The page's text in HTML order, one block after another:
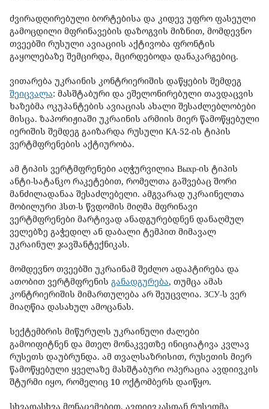
ძვირადღირებული ბორტებისა და კიდევ უფრო ფასეული
გამოცდილი მფრინავების დაზოგვის მიზნით, მომდევნო
თვეებში რუსული ავიაციის აქტივობა ფრონტის
გაყოლებაზე შემცირდა, მცირდებოდა დანაკარგებიც.
ვითარება უკრაინის კონტრიერიშის დაწყების შემდეგ
შეიცვალა: მასშტაბური და ეშელონირებული თავდაცვის
ხაზებმა ოკუპანტების ავიაციას ახალი შესაძლებლობები
მისცა. ზაპორიჟიაში უკრაინის არმიის მიერ წამოწყებული
იერიშის შემდეგ გაიზარდა რუსული КА-52-ის ტიპის
ვერტმფრენების აქტიურობა.
ამ ტიპის ვერტმფრენები აღჭურვილია Выхр-ის ტიპის
ანტი-სატანკო რაკეტებით, რომელთა გაშვებაც შორი
მანძილადანაა შესაძლებელი. ამგვარად უკრაინელთა
მობილური ჰსთ-ს წვდომის მიღმა მფრინავი
ვერტმფრენები მარტივად ანადგურებდნენ დანაღმულ
ველებზე გაჭედილ ან დაბალი ტემპით მიმავალ
უკრაინულ ჯავშანტექნიკას.
მომდევნო თვეებში უკრაინამ შეძლო ადაპტირება და
ათობით ვერტმფრენის განადგურება, თუმცა ამას
კონტრიერიშის მიმართულება არ შეუცვლია. ЗСУ-ს ვერ
მიაღწია დასახულ ამოცანას.
სექტემბრის მიწურულს უკრაინული ძალები
გამოიფიტნენ და მთელ მონაკვეთზე ინიციატივა კვლავ
რუსეთს დაუბრუნდა. ამ თვალსაზრისით, რუსეთის მიერ
წამოწყებული ყველაზე მასშტაბური ოპერაცია ავდიივკის
შტურმი იყო, რომელიც 10 ოქტომბერს დაიწყო.
სხვადასხვა მონაცემებით, ავდიივკასთან რუსეთმა